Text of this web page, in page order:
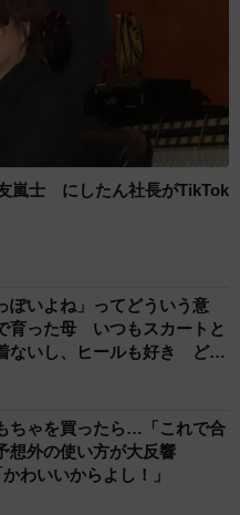
嵐士 にしたん社長がTikTok
ぽいよね」ってどういう意
育った母 いつもスカートと
ないし、ヒールも好き どの
ちゃを買ったら…「これで合
想外の使い方が大反響
わいいからよし！」